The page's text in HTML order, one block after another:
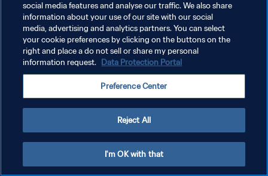
POLITIQUE DE CONFIDENTIALITÉ
CONDITIONS D'UTILISATION
GÉRER VOS PRÉFÉRENCES SUR LES COOKIES
social media features and analyse our traffic. We also share
information about your use of our site with our social
media, advertising and analytics partners. You can select
your cookie preferences by clicking on the buttons on the
right and place a do not sell or share my personal
information request. Data Protection Portal
Preference Center
Reject All
I'm OK with that